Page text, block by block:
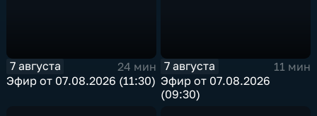
7 августа
24 мин
Эфир от 07.08.2026 (11:30)
7 августа
11 мин
Эфир от 07.08.2026
(09:30)